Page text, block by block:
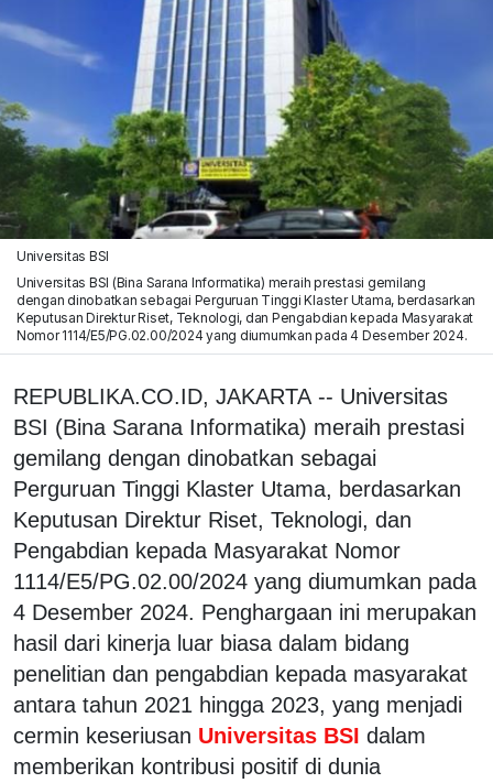
Universitas BSI
Universitas BSI (Bina Sarana Informatika) meraih prestasi gemilang
dengan dinobatkan sebagai Perguruan Tinggi Klaster Utama, berdasarkan
Keputusan Direktur Riset, Teknologi, dan Pengabdian kepada Masyarakat
Nomor 1114/E5/PG.02.00/2024 yang diumumkan pada 4 Desember 2024.
REPUBLIKA.CO.ID, JAKARTA -- Universitas
BSI (Bina Sarana Informatika) meraih prestasi
gemilang dengan dinobatkan sebagai
Perguruan Tinggi Klaster Utama, berdasarkan
Keputusan Direktur Riset, Teknologi, dan
Pengabdian kepada Masyarakat Nomor
1114/E5/PG.02.00/2024 yang diumumkan pada
4 Desember 2024. Penghargaan ini merupakan
hasil dari kinerja luar biasa dalam bidang
penelitian dan pengabdian kepada masyarakat
antara tahun 2021 hingga 2023, yang menjadi
cermin keseriusan Universitas BSI dalam
memberikan kontribusi positif di dunia